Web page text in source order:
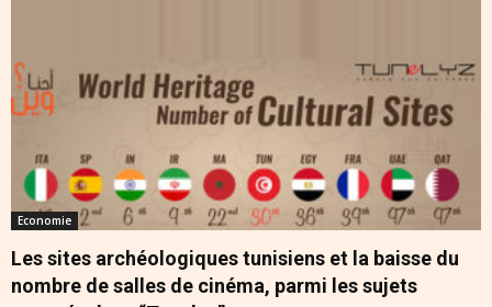
Economie
Les sites archéologiques tunisiens et la baisse du
nombre de salles de cinéma, parmi les sujets